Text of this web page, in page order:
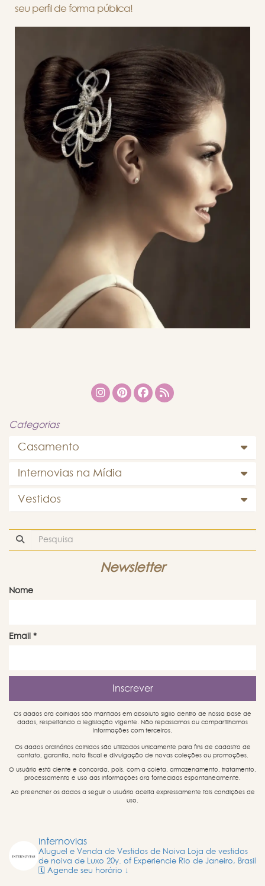
seu perfil de forma pública!
Categorias
Casamento
Internovias na Mídia
Vestidos
Newsletter
Nome
Email *
Os dados ora colhidos são mantidos em absoluto sigilo dentro de nossa base de
dados, respeitando a legislação vigente. Não repassamos ou compartilhamos
informações com terceiros.
Os dados ordinários colhidos são utilizados unicamente para fins de cadastro de
contato, garantia, nota fiscal e divulgação de novas coleções ou promoções.
O usuário está ciente e concorda, pois, com a coleta, armazenamento, tratamento,
processamento e uso das informações ora fornecidas espontaneamente.
Ao preencher os dados a seguir o usuário aceita expressamente tais condições de
uso.
internovias
Aluguel e Venda de Vestidos de Noiva Loja de vestidos
de noiva de Luxo 20y. of Experiencie Rio de Janeiro, Brasil
🗓️ Agende seu horário ↓